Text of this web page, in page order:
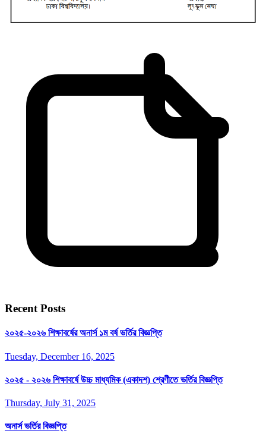
Recent Posts
২০২৫-২০২৬ শিক্ষাবর্ষের অনার্স ১ম বর্ষ ভর্তির বিজ্ঞপ্তি
Tuesday, December 16, 2025
২০২৫ - ২০২৬ শিক্ষাবর্ষে উচ্চ মাধ্যমিক (একাদশ) শ্রেণীতে ভর্তির বিজ্ঞপ্তি
Thursday, July 31, 2025
অনার্স ভর্তির বিজ্ঞপ্তি